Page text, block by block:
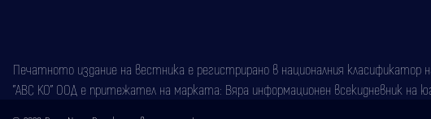
Печатното издание на вестника е регистрирано в националния класификатор
"АВС КО" ООД е притежател на марката: Вяра информационен всекидневник на